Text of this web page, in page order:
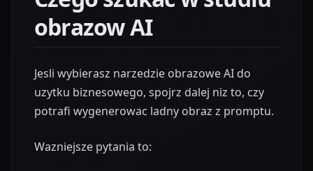
obrazow AI
Jesli wybierasz narzedzie obrazowe AI do
uzytku biznesowego, spojrz dalej niz to, czy
potrafi wygenerowac ladny obraz z promptu.
Wazniejsze pytania to: